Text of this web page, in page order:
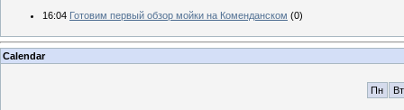
16:04 Готовим первый обзор мойки на Коменданском (0)
Calendar
Пн Вт